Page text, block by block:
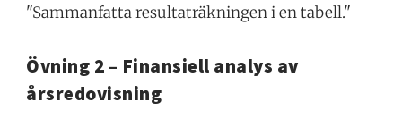
"Sammanfatta resultaträkningen i en tabell."
Övning 2 – Finansiell analys av
årsredovisning